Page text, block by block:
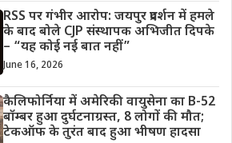
RSS पर गंभीर आरोप: जयपुर प्रदर्शन में हमले
के बाद बोले CJP संस्थापक अभिजीत दिपके
– “यह कोई नई बात नहीं”
June 16, 2026
कैलिफोर्निया में अमेरिकी वायुसेना का B-52
बॉम्बर हुआ दुर्घटनाग्रस्त, 8 लोगों की मौत;
टेकऑफ के तुरंत बाद हुआ भीषण हादसा